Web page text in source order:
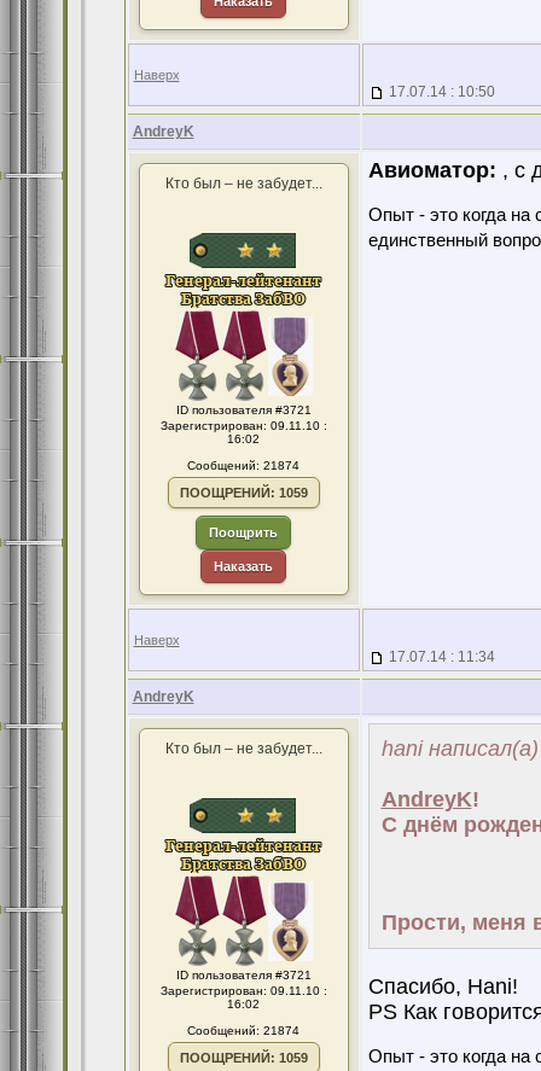
Наверх
17.07.14 : 10:50
AndreyK
Кто был – не забудет...
ID пользователя #3721
Зарегистрирован: 09.11.10 :
16:02
Сообщений: 21874
ПООЩРЕНИЙ: 1059
Поощрить
Наказать
Авиоматор: , с
Опыт - это когда на
единственный
Наверх
17.07.14 : 11:34
AndreyK
Кто был – не забудет...
ID пользователя #3721
Зарегистрирован: 09.11.10 :
16:02
Сообщений: 21874
ПООЩРЕНИЙ: 1059
hani написал(а)
AndreyK!
С днём
Прости, меня
Спасибо, Hani!
PS Как
Опыт - это когда на